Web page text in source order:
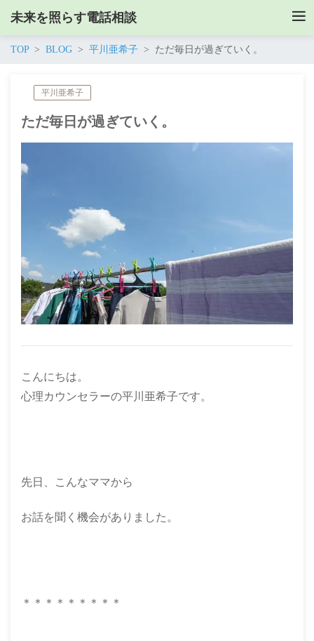
未来を照らす電話相談
TOP BLOG 平川亜希子 ただ毎日が過ぎていく。
平川亜希子
ただ毎日が過ぎていく。
こんにちは。
心理カウンセラーの平川亜希子です。
先日、こんなママから
お話を聞く機会がありました。
＊＊＊＊＊＊＊＊＊